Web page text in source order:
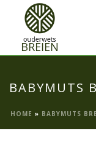
BABYMUTS
HOME » BABYMUTS